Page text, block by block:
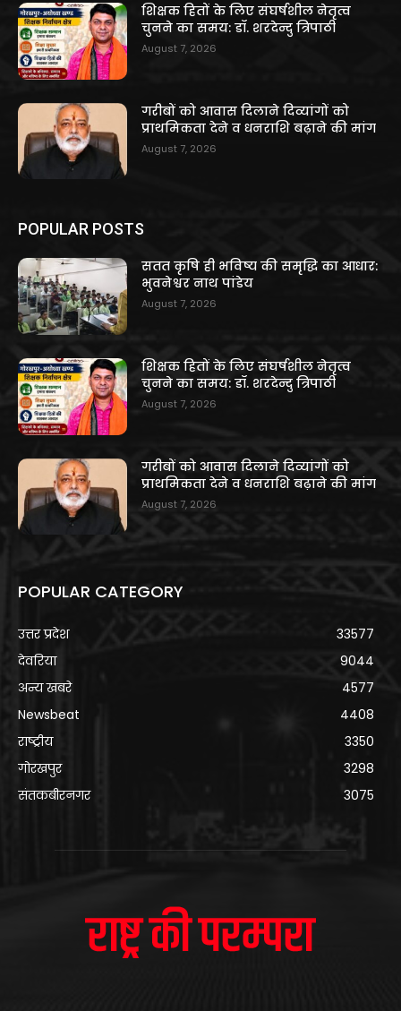
शिक्षक हितों के लिए संघर्षशील नेतृत्व
चुनने का समय: डॉ. शरदेन्दु त्रिपाठी
August 7, 2026
गरीबों को आवास दिलाने दिव्यांगों को
प्राथमिकता देने व धनराशि बढ़ाने की मांग
August 7, 2026
POPULAR POSTS
सतत कृषि ही भविष्य की समृद्धि का आधार:
भुवनेश्वर नाथ पांडेय
August 7, 2026
शिक्षक हितों के लिए संघर्षशील नेतृत्व
चुनने का समय: डॉ. शरदेन्दु त्रिपाठी
August 7, 2026
गरीबों को आवास दिलाने दिव्यांगों को
प्राथमिकता देने व धनराशि बढ़ाने की मांग
August 7, 2026
POPULAR CATEGORY
उत्तर प्रदेश
33577
देवरिया
9044
अन्य खबरे
4577
Newsbeat
4408
राष्ट्रीय
3350
गोरखपुर
3298
संतकबीरनगर
3075